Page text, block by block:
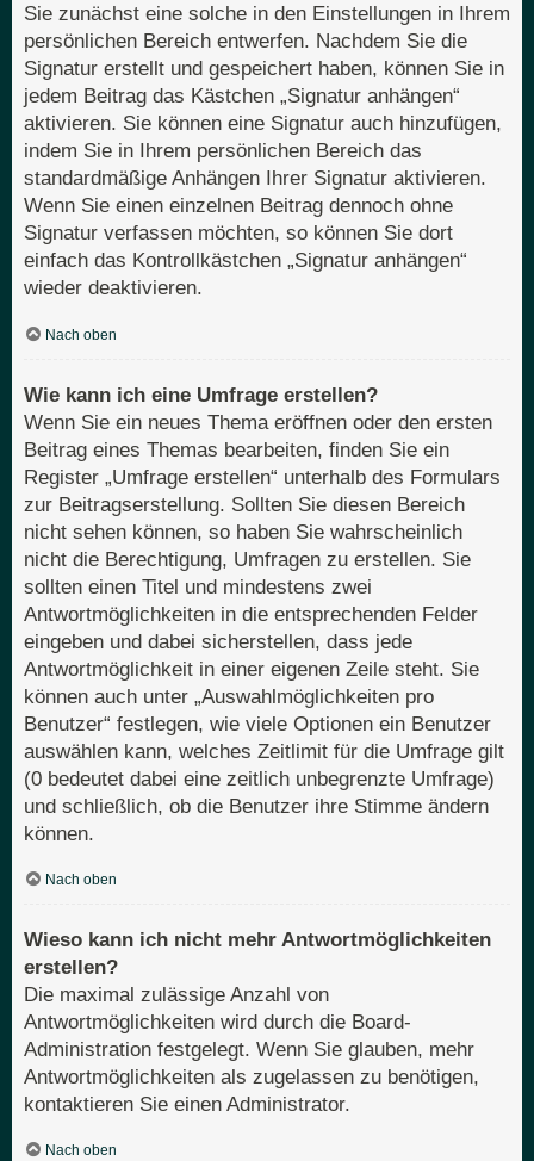
Sie zunächst eine solche in den Einstellungen in Ihrem
persönlichen Bereich entwerfen. Nachdem Sie die
Signatur erstellt und gespeichert haben, können Sie in
jedem Beitrag das Kästchen „Signatur anhängen“
aktivieren. Sie können eine Signatur auch hinzufügen,
indem Sie in Ihrem persönlichen Bereich das
standardmäßige Anhängen Ihrer Signatur aktivieren.
Wenn Sie einen einzelnen Beitrag dennoch ohne
Signatur verfassen möchten, so können Sie dort
einfach das Kontrollkästchen „Signatur anhängen“
wieder deaktivieren.
Nach oben
Wie kann ich eine Umfrage erstellen?
Wenn Sie ein neues Thema eröffnen oder den ersten
Beitrag eines Themas bearbeiten, finden Sie ein
Register „Umfrage erstellen“ unterhalb des Formulars
zur Beitragserstellung. Sollten Sie diesen Bereich
nicht sehen können, so haben Sie wahrscheinlich
nicht die Berechtigung, Umfragen zu erstellen. Sie
sollten einen Titel und mindestens zwei
Antwortmöglichkeiten in die entsprechenden Felder
eingeben und dabei sicherstellen, dass jede
Antwortmöglichkeit in einer eigenen Zeile steht. Sie
können auch unter „Auswahlmöglichkeiten pro
Benutzer“ festlegen, wie viele Optionen ein Benutzer
auswählen kann, welches Zeitlimit für die Umfrage gilt
(0 bedeutet dabei eine zeitlich unbegrenzte Umfrage)
und schließlich, ob die Benutzer ihre Stimme ändern
können.
Nach oben
Wieso kann ich nicht mehr Antwortmöglichkeiten
erstellen?
Die maximal zulässige Anzahl von
Antwortmöglichkeiten wird durch die Board-
Administration festgelegt. Wenn Sie glauben, mehr
Antwortmöglichkeiten als zugelassen zu benötigen,
kontaktieren Sie einen Administrator.
Nach oben